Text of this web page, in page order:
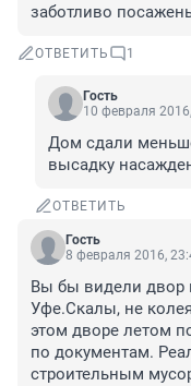
заботливо
ОТВЕТИТЬ 1
Гость
10 февраля
Дом сдали
высадку
ОТВЕТИТЬ
Гость
8 февраля 2016,
Вы бы видели двор
Уфе.Скалы, не
этом дворе летом
по документам.
строительным